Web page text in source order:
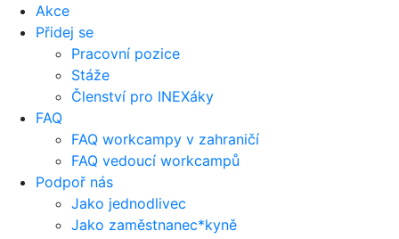
Akce
Přidej se
Pracovní pozice
Stáže
Členství pro INEXáky
FAQ
FAQ workcampy v zahraničí
FAQ vedoucí workcampů
Podpoř nás
Jako jednodlivec
Jako zaměstnanec*kyně